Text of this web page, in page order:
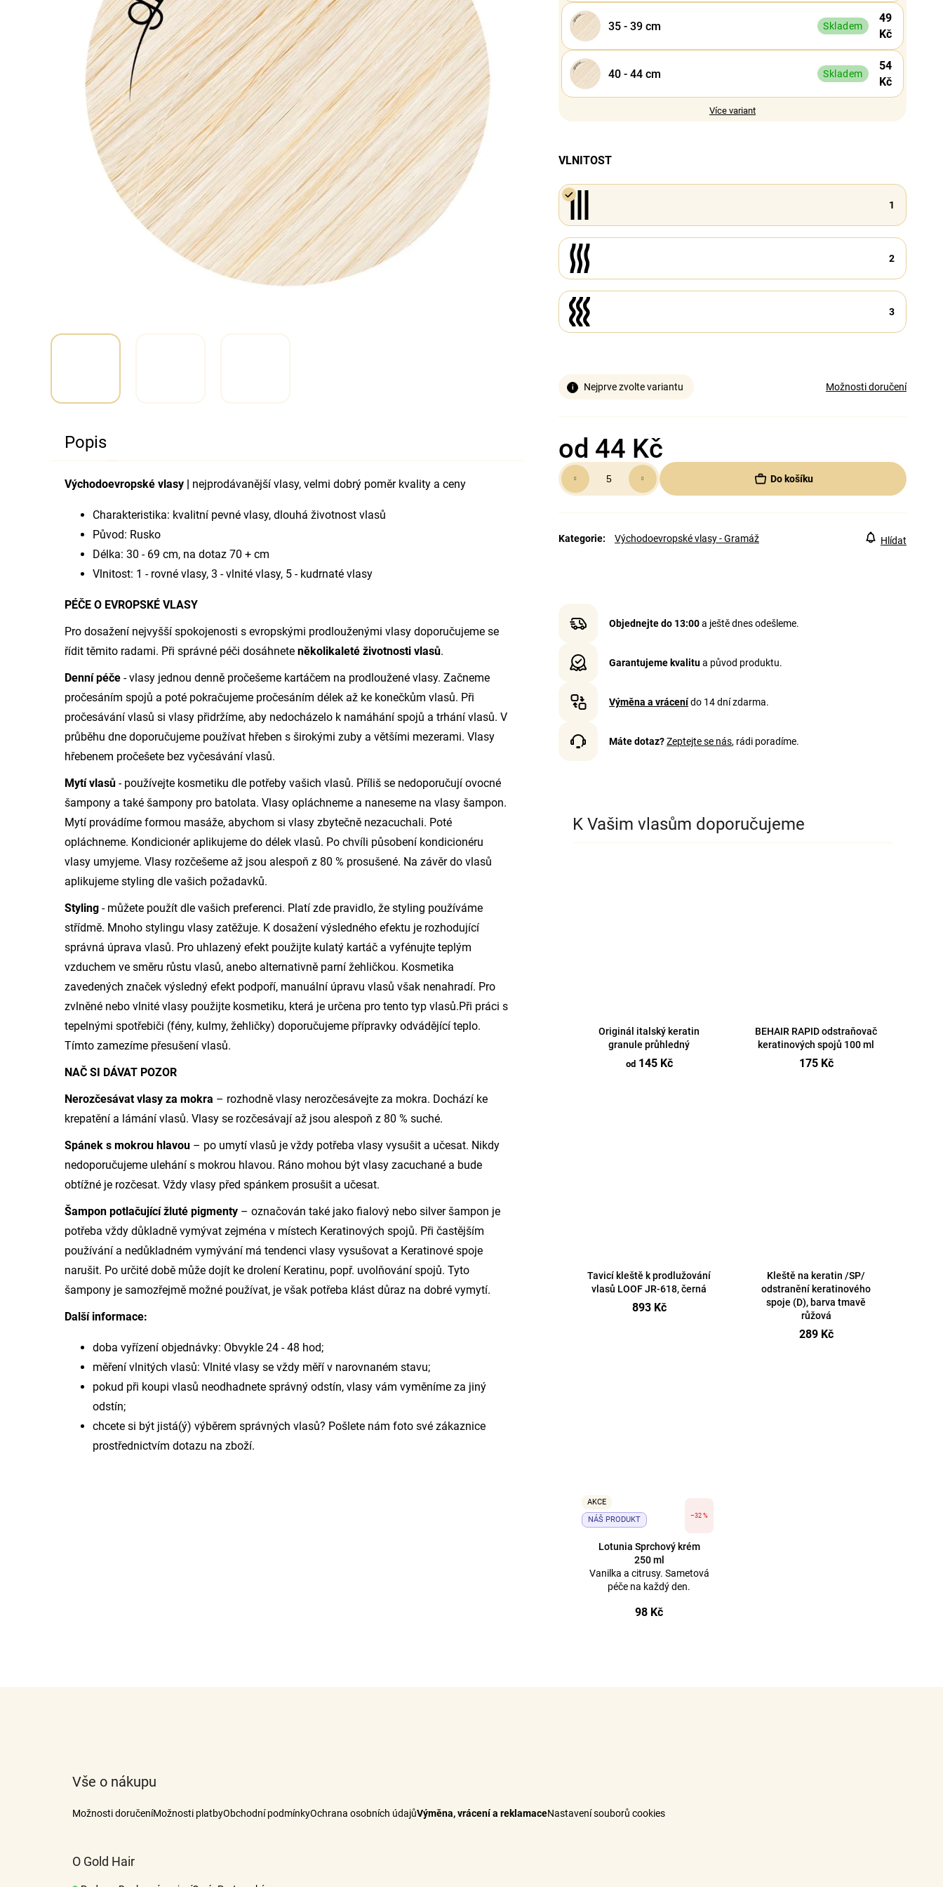
35 - 39 cm Skladem
49
Kč
40 - 44 cm Skladem
54
Kč
Více variant
VLNITOST
1
2
3
Nejprve zvolte variantu Možnosti doručení
od 44 Kč
Měrná
cena:
Do košíku
Kategorie: Východoevropské vlasy - Gramáž Hlídat
Objednejte do 13:00a ještě dnes odešleme.
Garantujeme kvalitua původ produktu.
Výměna a vrácenído 14 dní zdarma.
Máte dotaz?Zeptejte se nás, rádi poradíme.
K Vašim vlasům doporučujeme
Originál italský keratin
granule průhledný
od145 Kč
BEHAIR RAPID odstraňovač
keratinových spojů 100 ml
175 Kč
Tavicí kleště k prodlužování
vlasů LOOF JR-618, černá
893 Kč
Kleště na keratin /SP/
odstranění keratinového
spoje (D), barva tmavě
růžová
289 Kč
AKCE
NÁŠ PRODUKT
–32 %
Lotunia Sprchový krém
250 ml
Vanilka a citrusy. Sametová
péče na každý den.
98 Kč
Popis
Východoevropské vlasy | nejprodávanější vlasy, velmi dobrý poměr kvality a ceny
Charakteristika: kvalitní pevné vlasy, dlouhá životnost vlasů
Původ: Rusko
Délka: 30 - 69 cm, na dotaz 70 + cm
Vlnitost: 1 - rovné vlasy, 3 - vlnité vlasy, 5 - kudrnaté vlasy
PÉČE O EVROPSKÉ VLASY
Pro dosažení nejvyšší spokojenosti s evropskými prodlouženými vlasy doporučujeme se
řídit těmito radami. Při správné péči dosáhnete několikaleté životnosti vlasů.
Denní péče - vlasy jednou denně pročešeme kartáčem na prodloužené vlasy. Začneme
pročesáním spojů a poté pokračujeme pročesáním délek až ke konečkům vlasů. Při
pročesávání vlasů si vlasy přidržíme, aby nedocházelo k namáhání spojů a trhání vlasů. V
průběhu dne doporučujeme používat hřeben s širokými zuby a většími mezerami. Vlasy
hřebenem pročešete bez vyčesávání vlasů.
Mytí vlasů - používejte kosmetiku dle potřeby vašich vlasů. Příliš se nedoporučují ovocné
šampony a také šampony pro batolata. Vlasy opláchneme a naneseme na vlasy šampon.
Mytí provádíme formou masáže, abychom si vlasy zbytečně nezacuchali. Poté
opláchneme. Kondicionér aplikujeme do délek vlasů. Po chvíli působení kondicionéru
vlasy umyjeme. Vlasy rozčešeme až jsou alespoň z 80 % prosušené. Na závěr do vlasů
aplikujeme styling dle vašich požadavků.
Styling - můžete použít dle vašich preferenci. Platí zde pravidlo, že styling používáme
střídmě. Mnoho stylingu vlasy zatěžuje. K dosažení výsledného efektu je rozhodující
správná úprava vlasů. Pro uhlazený efekt použijte kulatý kartáč a vyfénujte teplým
vzduchem ve směru růstu vlasů, anebo alternativně parní žehličkou. Kosmetika
zavedených značek výsledný efekt podpoří, manuální úpravu vlasů však nenahradí. Pro
zvlněné nebo vlnité vlasy použijte kosmetiku, která je určena pro tento typ vlasů.Při práci s
tepelnými spotřebiči (fény, kulmy, žehličky) doporučujeme přípravky odvádějící teplo.
Tímto zamezíme přesušení vlasů.
NAČ SI DÁVAT POZOR
Nerozčesávat vlasy za mokra – rozhodně vlasy nerozčesávejte za mokra. Dochází ke
krepatění a lámání vlasů. Vlasy se rozčesávají až jsou alespoň z 80 % suché.
Spánek s mokrou hlavou – po umytí vlasů je vždy potřeba vlasy vysušit a učesat. Nikdy
nedoporučujeme ulehání s mokrou hlavou. Ráno mohou být vlasy zacuchané a bude
obtížné je rozčesat. Vždy vlasy před spánkem prosušit a učesat.
Šampon potlačující žluté pigmenty – označován také jako fialový nebo silver šampon je
potřeba vždy důkladně vymývat zejména v místech Keratinových spojů. Při častějším
používání a nedůkladném vymývání má tendenci vlasy vysušovat a Keratinové spoje
narušit. Po určité době může dojít ke drolení Keratinu, popř. uvolňování spojů. Tyto
šampony je samozřejmě možné používat, je však potřeba klást důraz na dobré vymytí.
Další informace:
doba vyřízení objednávky: Obvykle 24 - 48 hod;
měření vlnitých vlasů: Vlnité vlasy se vždy měří v narovnaném stavu;
pokud při koupi vlasů neodhadnete správný odstín, vlasy vám vyměníme za jiný
odstín;
chcete si být jistá(ý) výběrem správných vlasů? Pošlete nám foto své zákaznice
prostřednictvím dotazu na zboží.
Vše o nákupu
Možnosti doručeníMožnosti platbyObchodní podmínkyOchrana osobních údajůVýměna, vrácení a reklamaceNastavení souborů cookies
O Gold Hair